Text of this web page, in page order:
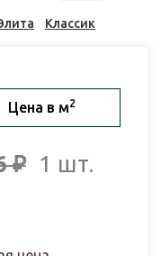
Классик
Цена в м2
₽ 1 шт.